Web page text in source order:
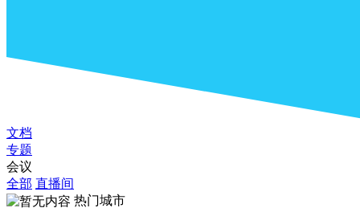
文档
专题
会议
全部 直播间
热门城市